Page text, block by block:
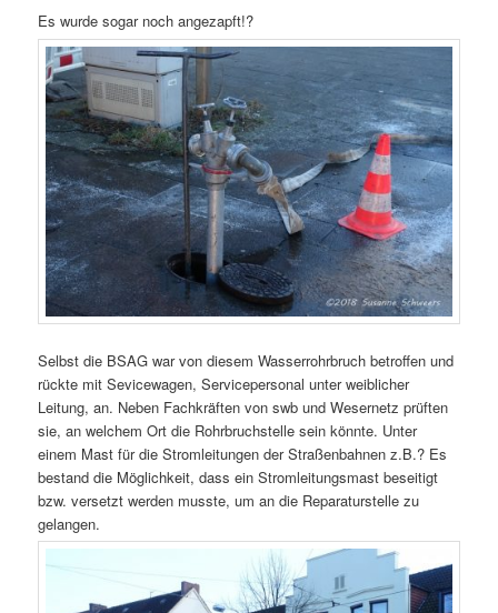
Es wurde sogar noch angezapft!?
Selbst die BSAG war von diesem Wasserrohrbruch betroffen und
rückte mit Sevicewagen, Servicepersonal unter weiblicher
Leitung, an. Neben Fachkräften von swb und Wesernetz prüften
sie, an welchem Ort die Rohrbruchstelle sein könnte. Unter
einem Mast für die Stromleitungen der Straßenbahnen z.B.? Es
bestand die Möglichkeit, dass ein Stromleitungsmast beseitigt
bzw. versetzt werden musste, um an die Reparaturstelle zu
gelangen.